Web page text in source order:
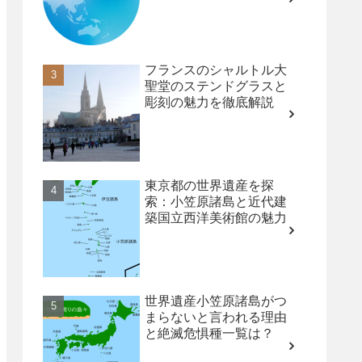
フランスのシャルトル大
聖堂のステンドグラスと
彫刻の魅力を徹底解説
東京都の世界遺産を探
索：小笠原諸島と近代建
築国立西洋美術館の魅力
世界遺産小笠原諸島がつ
まらないと言われる理由
と絶滅危惧種一覧は？